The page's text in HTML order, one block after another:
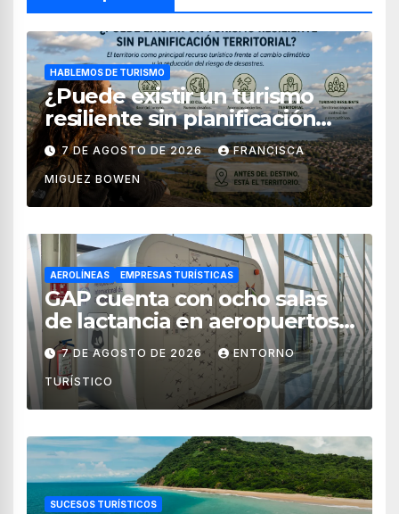
HABLEMOS DE TURISMO
¿Puede existir un turismo
resiliente sin planificación
territorial?
7 DE AGOSTO DE 2026 FRANCISCA
MIGUEZ BOWEN
AEROLÍNEAS EMPRESAS TURÍSTICAS
GAP cuenta con ocho salas
de lactancia en aeropuertos
de México
7 DE AGOSTO DE 2026 ENTORNO
TURÍSTICO
SUCESOS TURÍSTICOS